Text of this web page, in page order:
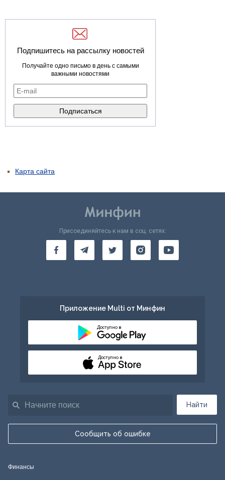
Подпишитесь на рассылку новостей
Получайте одно письмо в день с самыми
важными новостями
Карта сайта
Найти
Сообщить об ошибке
Присоединяйтесь к нам в соц. сетях:
Приложение Multi от Минфин
Доступно в
Доступно в
Финансы